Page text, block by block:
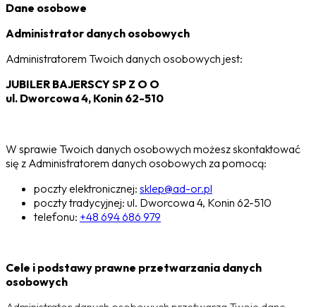
Dane osobowe
Administrator danych osobowych
Administratorem Twoich danych osobowych jest:
JUBILER BAJERSCY SP Z O O
ul. Dworcowa 4, Konin 62-510
W sprawie Twoich danych osobowych możesz skontaktować
się z Administratorem danych osobowych za pomocą:
poczty elektronicznej: sklep@ad-or.pl
poczty tradycyjnej: ul. Dworcowa 4, Konin 62-510
telefonu: +48 694 686 979
Cele i podstawy prawne przetwarzania danych
osobowych